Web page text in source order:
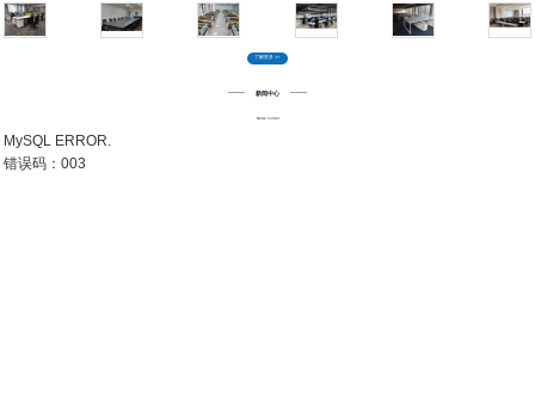
量控制为产品提供了更好的质量保证。
了解更多 >>
新闻中心
News center
MySQL ERROR.
错误码：003